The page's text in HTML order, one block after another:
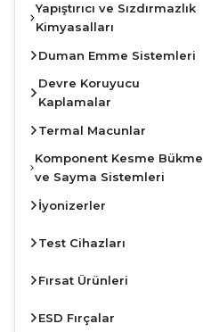
Yapıştırıcı ve Sızdırmazlık
Kimyasalları
Duman Emme Sistemleri
Devre Koruyucu
Kaplamalar
Termal Macunlar
Komponent Kesme Bükme
ve Sayma Sistemleri
İyonizerler
Test Cihazları
Fırsat Ürünleri
ESD Fırçalar